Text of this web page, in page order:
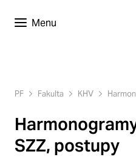
Menu
PF Fakulta KHV
SZZ, postupy